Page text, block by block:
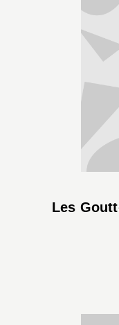
Les